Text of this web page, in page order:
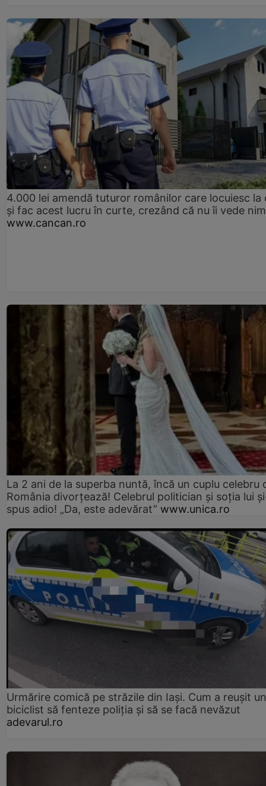
4.000 lei amendă tuturor românilor care locuiesc la
și fac acest lucru în curte, crezând că nu îi vede
www.cancan.ro
La 2 ani de la superba nuntă, încă un cuplu celebru
România divorțează! Celebrul politician și soția lui
spus adio! „Da, este adevărat” www.unica.ro
Urmărire comică pe străzile din Iași. Cum a reușit un
biciclist să fenteze poliția și să se facă nevăzut
adevarul.ro